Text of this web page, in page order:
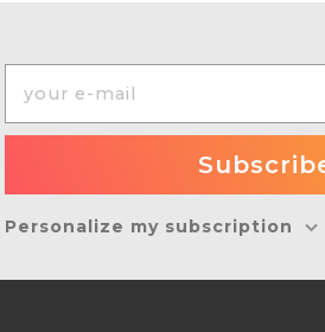
Personalize my subscription